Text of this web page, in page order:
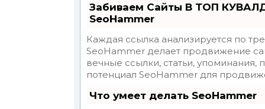
Забиваем Сайты В ТОП
SeoHammer
Каждая ссылка анализируется по
SeoHammer делает продвижение
вечные ссылки, статьи,
потенциал SeoHammer для
Что умеет делать SeoHammer